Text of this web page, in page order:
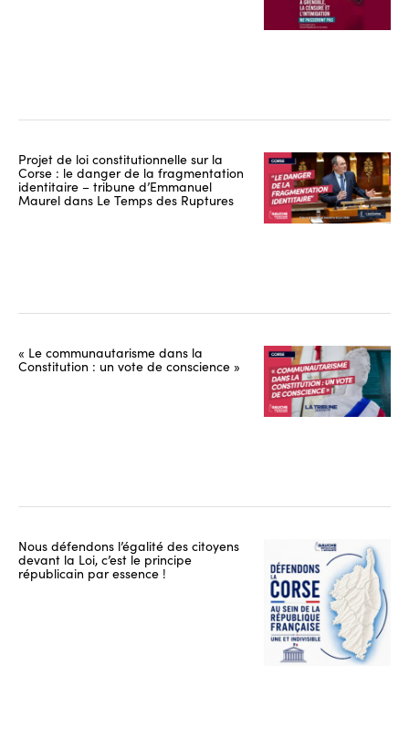
Projet de loi constitutionnelle sur la
Corse : le danger de la fragmentation
identitaire – tribune d’Emmanuel
Maurel dans Le Temps des Ruptures
« Le communautarisme dans la
Constitution : un vote de conscience »
Nous défendons l’égalité des citoyens
devant la Loi, c’est le principe
républicain par essence !